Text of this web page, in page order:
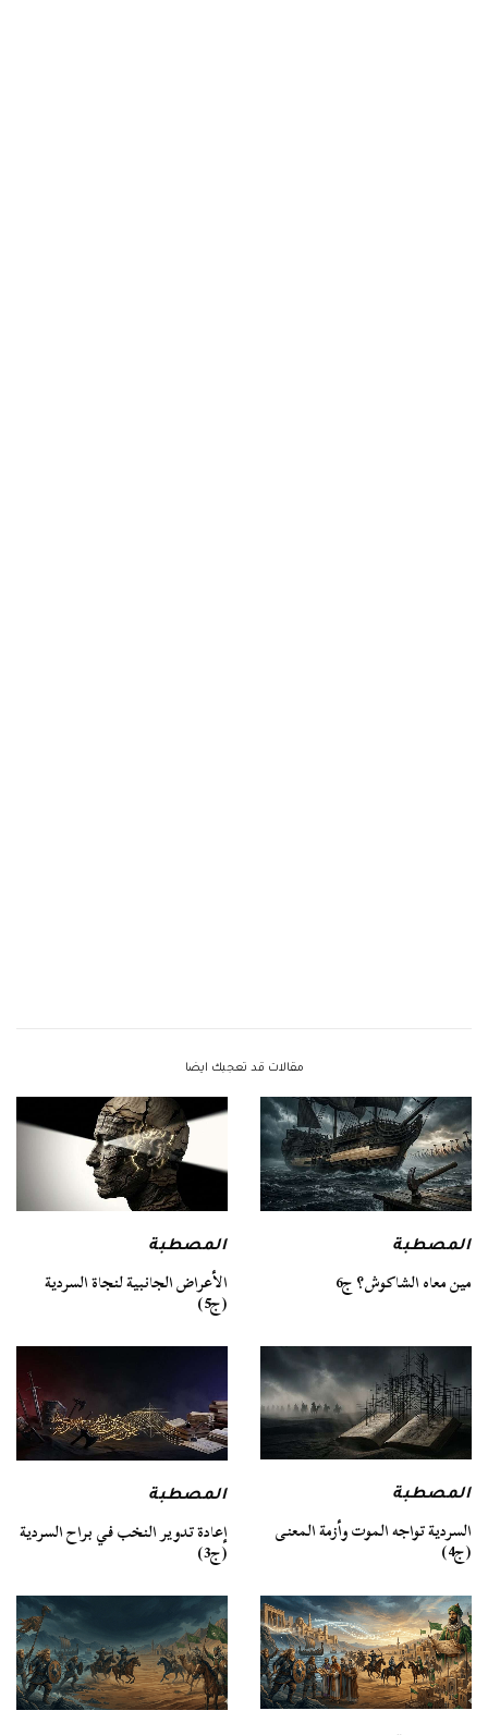
مقالات قد تعجبك ايضا
المصطبة
مين معاه الشاكوش؟ ج6
المصطبة
الأعراض الجانبية لنجاة السردية
(ج5)
المصطبة
السردية تواجه الموت وأزمة المعنى
(ج4)
المصطبة
إعادة تدوير النخب في براح السردية
(ج3)